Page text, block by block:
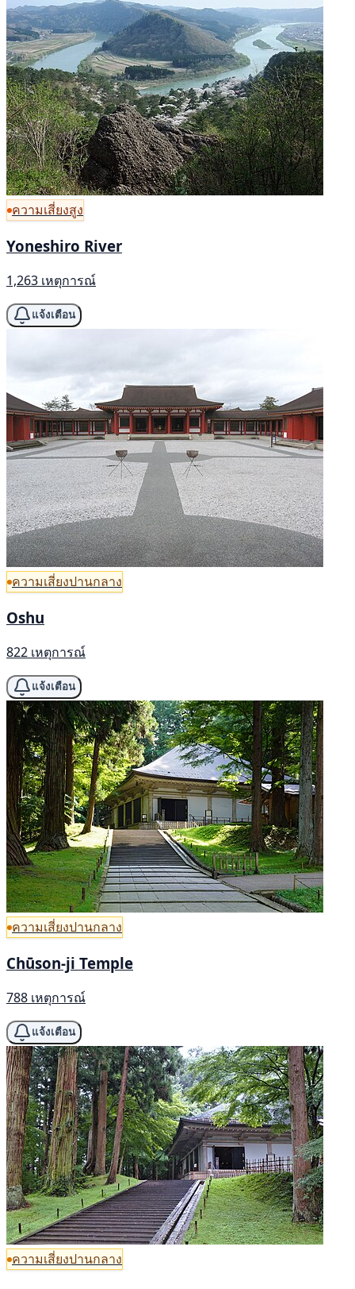
ความเสี่ยงสูง
Yoneshiro River
1,263 เหตุการณ์
แจ้งเตือน
ความเสี่ยงปานกลาง
Oshu
822 เหตุการณ์
แจ้งเตือน
ความเสี่ยงปานกลาง
Chūson-ji Temple
788 เหตุการณ์
แจ้งเตือน
ความเสี่ยงปานกลาง